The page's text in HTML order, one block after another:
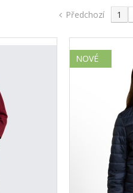
Předchozí 1
NOVÉ